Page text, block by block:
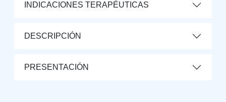
INDICACIONES TERAPÉUTICAS
DESCRIPCIÓN
PRESENTACIÓN